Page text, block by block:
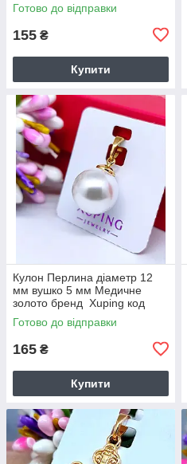
Готово до відправки
155 ₴
Купити
Кулон Перлина діаметр 12
мм вушко 5 мм Медичне
золото бренд Xuping код
0332
Готово до відправки
165 ₴
Купити